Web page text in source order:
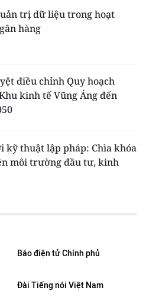
trị dữ liệu trong hoạt
hàng
điều chỉnh Quy hoạch
kinh tế Vũng Áng đến
kỹ thuật lập pháp: Chìa khóa
môi trường đầu tư, kinh
Báo điện tử Chính phủ
Đài Tiếng nói Việt Nam